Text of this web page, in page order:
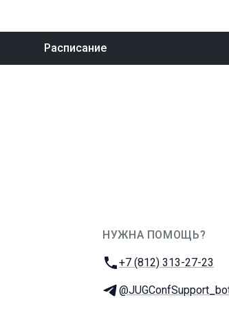
Расписание
НУЖНА ПОМОЩЬ?
Телефон:
+7 (812) 313-27-23
Телеграм: